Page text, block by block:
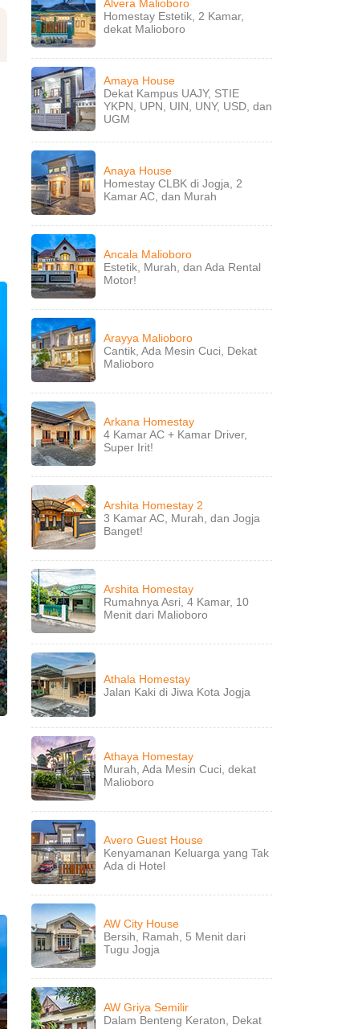
Alvera Malioboro
Homestay Estetik, 2 Kamar,
dekat Malioboro
Amaya House
Dekat Kampus UAJY, STIE
YKPN, UPN, UIN, UNY, USD, dan
UGM
Anaya House
Homestay CLBK di Jogja, 2
Kamar AC, dan Murah
Ancala Malioboro
Estetik, Murah, dan Ada Rental
Motor!
Arayya Malioboro
Cantik, Ada Mesin Cuci, Dekat
Malioboro
Arkana Homestay
4 Kamar AC + Kamar Driver,
Super Irit!
Arshita Homestay 2
3 Kamar AC, Murah, dan Jogja
Banget!
Arshita Homestay
Rumahnya Asri, 4 Kamar, 10
Menit dari Malioboro
Athala Homestay
Jalan Kaki di Jiwa Kota Jogja
Athaya Homestay
Murah, Ada Mesin Cuci, dekat
Malioboro
Avero Guest House
Kenyamanan Keluarga yang Tak
Ada di Hotel
AW City House
Bersih, Ramah, 5 Menit dari
Tugu Jogja
AW Griya Semilir
Dalam Benteng Keraton, Dekat